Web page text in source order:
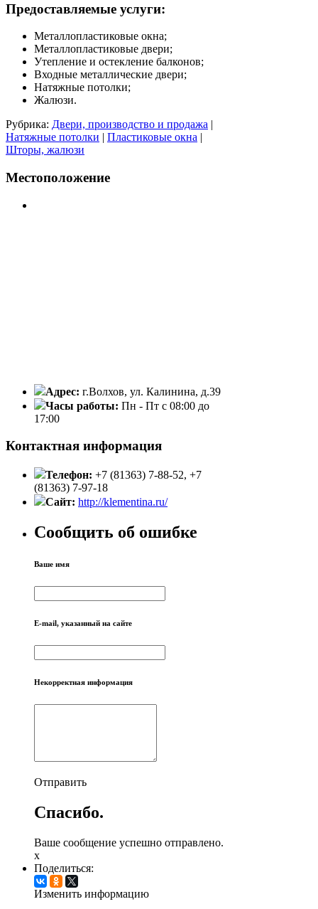
Предоставляемые услуги:
Металлопластиковые окна;
Металлопластиковые двери;
Утепление и остекление балконов;
Входные металлические двери;
Натяжные потолки;
Жалюзи.
Рубрика: Двери, производство и продажа |
Натяжные потолки | Пластиковые окна |
Шторы, жалюзи
Местоположение
Адрес: г.Волхов, ул. Калинина, д.39
Часы работы: Пн - Пт с 08:00 до
17:00
Контактная информация
Телефон: +7 (81363) 7-88-52, +7
(81363) 7-97-18
Сайт: http://klementina.ru/
Сообщить об ошибке
Ваше имя
E-mail, указанный на сайте
Некорректная информация
Отправить
Спасибо.
Ваше сообщение успешно отправлено.
x
Поделиться:
Изменить информацию